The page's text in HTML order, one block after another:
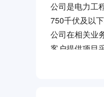
公司是电力工
750千伏及以
公司在相关业
客户提供项目